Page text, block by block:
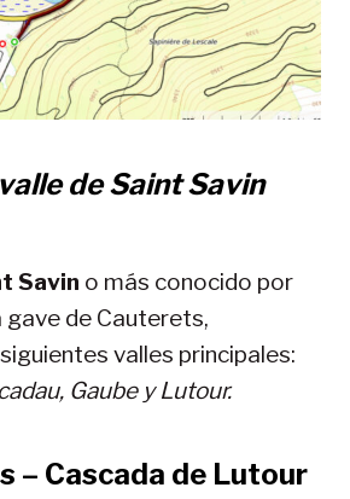
de Saint Savin
Savin o más conocido por
gave de Cauterets,
valles principales:
Gaube y Lutour.
– Cascada de Lutour